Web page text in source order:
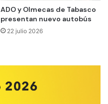
ADO y Olmecas de Tabasco
presentan nuevo autobús
22 julio 2026